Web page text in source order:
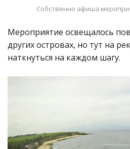
Собственно афиша
Мероприятие освещалось
других островах, но тут на
наткнуться на каждом шагу.